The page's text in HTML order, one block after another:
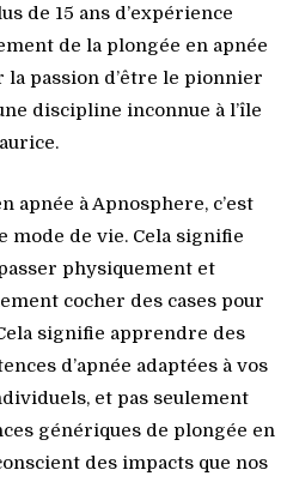
de 15 ans d’expérience
de la plongée en apnée
la passion d’être le pionnier
discipline inconnue à l’île
apnée à Apnosphere, c’est
mode de vie. Cela signifie
physiquement et
cocher des cases pour
signifie apprendre des
d’apnée adaptées à vos
et pas seulement
génériques de plongée en
des impacts que nos